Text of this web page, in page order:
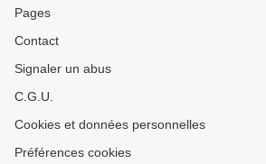
Pages
Contact
Signaler un abus
C.G.U.
Cookies et données personnelles
Préférences cookies